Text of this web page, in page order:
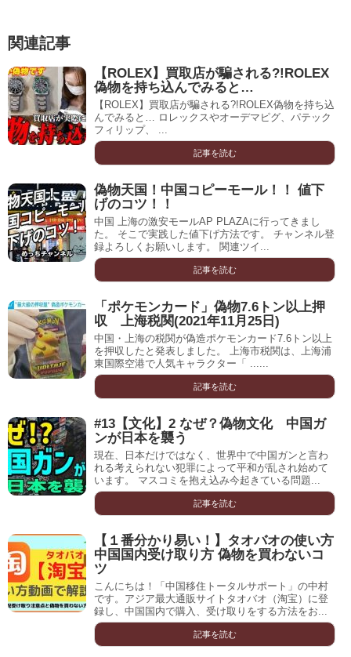
関連記事
【ROLEX】買取店が騙される?!ROLEX
偽物を持ち込んでみると…
【ROLEX】買取店が騙される?!ROLEX偽物を持ち込
んでみると… ロレックスやオーデマピグ、パテック
フィリップ、 ...
記事を読む
偽物天国！中国コピーモール！！ 値下
げのコツ！！
中国 上海の激安モールAP PLAZAに行ってきまし
た。 そこで実践した値下げ方法です。 チャンネル登
録よろしくお願いします。 関連ツイ...
記事を読む
「ポケモンカード」偽物7.6トン以上押
収 上海税関(2021年11月25日)
中国・上海の税関が偽造ポケモンカード7.6トン以上
を押収したと発表しました。 上海市税関は、上海浦
東国際空港で人気キャラクター「 ......
記事を読む
#13【文化】2 なぜ？偽物文化 中国ガ
ンが日本を襲う
現在、日本だけではなく、世界中で中国ガンと言わ
れる考えられない犯罪によって平和が乱され始めて
います。 マスコミを抱え込み今起きている問題...
記事を読む
【１番分かり易い！】タオバオの使い方
中国国内受け取り方 偽物を買わないコ
ツ
こんにちは！「中国移住トータルサポート」の中村
です。アジア最大通販サイトタオバオ（淘宝）に登
録し、中国国内で購入、受け取りをする方法をお...
記事を読む